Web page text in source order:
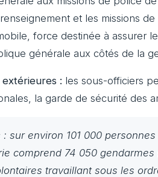
et les missions
force destinée à assurer
générale aux côtés de la
: les sous-officiers
la garde de sécurité des
: sur environ 101 000
comprend 74 050
travaillant sous les